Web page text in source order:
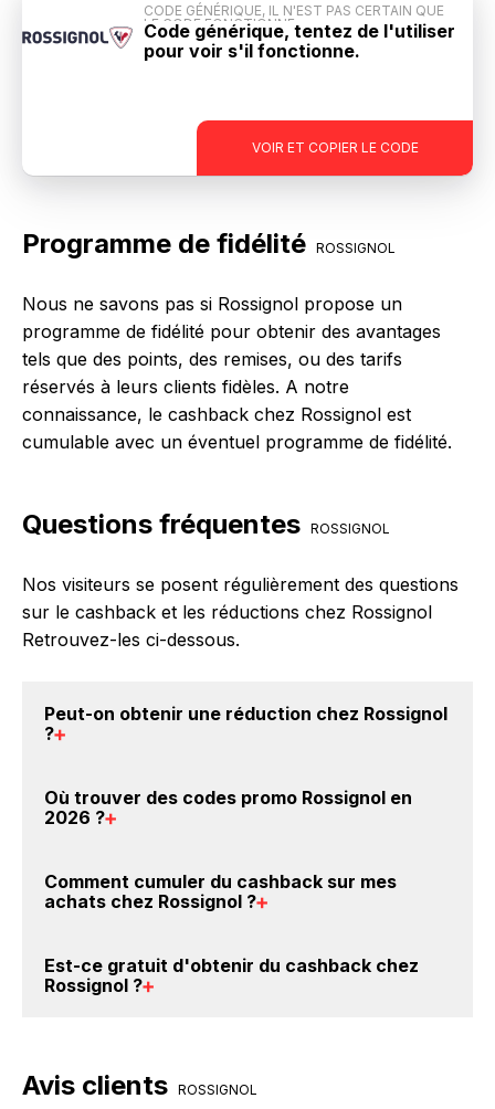
VOIR ET COPIER LE CODE
CODE GÉNÉRIQUE, IL N'EST PAS CERTAIN QUE
LE CODE FONCTIONNE
Code générique, tentez de l'utiliser
pour voir s'il fonctionne.
Programme de fidélité ROSSIGNOL
Nous ne savons pas si Rossignol propose un
programme de fidélité pour obtenir des avantages
tels que des points, des remises, ou des tarifs
réservés à leurs clients fidèles. A notre
connaissance, le cashback chez Rossignol est
cumulable avec un éventuel programme de fidélité.
Questions fréquentes ROSSIGNOL
Nos visiteurs se posent régulièrement des questions
sur le cashback et les réductions chez Rossignol
Retrouvez-les ci-dessous.
Peut-on obtenir une réduction chez Rossignol
?
crédités sur votre cagnotte BackBackBack lorsque
bonus.
Où trouver des codes promo Rossignol en
2026 ?
promo chez Rossignol. Si descodes promo
Rossignol sont disponibles sur notre site
dans le paragraphe codes promo Rossignol.
Comment cumuler du cashback sur mes
achats chez Rossignol ?
Rossignol : Créez votre compte sur BackBackBack et
cliquez sur le bouton Activer le cashback, réalisez
achat sur le site Rossignol.
Est-ce gratuit d'obtenir du cashback chez
Rossignol ?
cashback sur vos achats chez Rossignol. Oui, c'est
Avis clients ROSSIGNOL